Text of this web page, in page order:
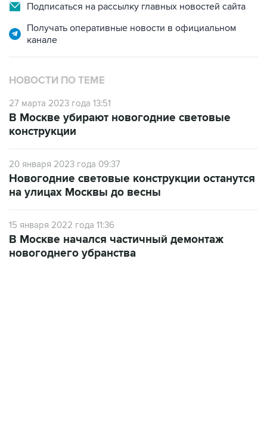
Подписаться на рассылку главных новостей сайта
Получать оперативные новости в официальном
канале
НОВОСТИ ПО ТЕМЕ
27 марта 2023 года 13:51
В Москве убирают новогодние световые
конструкции
20 января 2023 года 09:37
Новогодние световые конструкции останутся
на улицах Москвы до весны
15 января 2022 года 11:36
В Москве начался частичный демонтаж
новогоднего убранства